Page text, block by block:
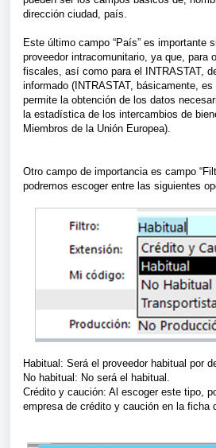
dirección ciudad, país.
Este último campo “País” es importante
proveedor intracomunitario, ya que, para
fiscales, así como para el INTRASTAT,
informado (INTRASTAT, básicamente,
permite la obtención de los datos
la estadística de los intercambios de
Miembros de la Unión Europea).
Otro campo de importancia es campo
podremos escoger entre las siguientes
Habitual: Será el proveedor habitual por
No habitual: No será el habitual.
Crédito y caución: Al escoger este tipo,
empresa de crédito y caución en la ficha